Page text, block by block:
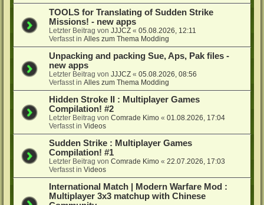
TOOLS for Translating of Sudden Strike
Missions! - new apps
Letzter Beitrag vonJJJCZ «05.08.2026, 12:11
Verfasst inAlles zum Thema Modding
Unpacking and packing Sue, Aps, Pak files -
new apps
Letzter Beitrag vonJJJCZ «05.08.2026, 08:56
Verfasst inAlles zum Thema Modding
Hidden Stroke II : Multiplayer Games
Compilation! #2
Letzter Beitrag vonComrade Kimo «01.08.2026, 17:04
Verfasst inVideos
Sudden Strike : Multiplayer Games
Compilation! #1
Letzter Beitrag vonComrade Kimo «22.07.2026, 17:03
Verfasst inVideos
International Match | Modern Warfare Mod :
Multiplayer 3x3 matchup with Chinese